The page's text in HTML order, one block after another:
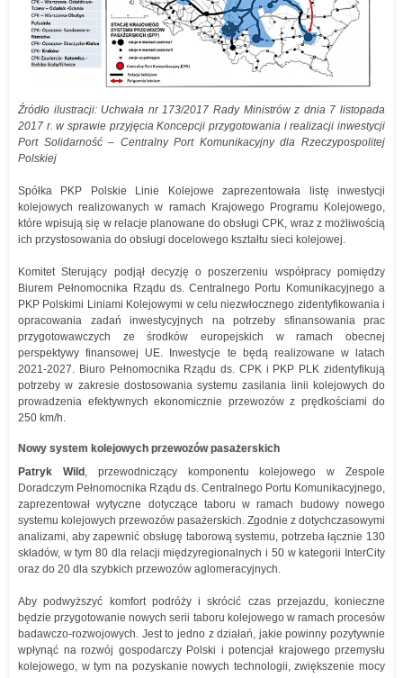
Źródło ilustracji: Uchwała nr 173/2017 Rady Ministrów z dnia 7 listopada
2017 r. w sprawie przyjęcia Koncepcji przygotowania i realizacji inwestycji
Port Solidarność – Centralny Port Komunikacyjny dla Rzeczypospolitej
Polskiej
Spółka PKP Polskie Linie Kolejowe zaprezentowała listę inwestycji
kolejowych realizowanych w ramach Krajowego Programu Kolejowego,
które wpisują się w relacje planowane do obsługi CPK, wraz z możliwością
ich przystosowania do obsługi docelowego kształtu sieci kolejowej.
Komitet Sterujący podjął decyzję o poszerzeniu współpracy pomiędzy
Biurem Pełnomocnika Rządu ds. Centralnego Portu Komunikacyjnego a
PKP Polskimi Liniami Kolejowymi w celu niezwłocznego zidentyfikowania i
opracowania zadań inwestycyjnych na potrzeby sfinansowania prac
przygotowawczych ze środków europejskich w ramach obecnej
perspektywy finansowej UE. Inwestycje te będą realizowane w latach
2021-2027. Biuro Pełnomocnika Rządu ds. CPK i PKP PLK zidentyfikują
potrzeby w zakresie dostosowania systemu zasilania linii kolejowych do
prowadzenia efektywnych ekonomicznie przewozów z prędkościami do
250 km/h.
Nowy system kolejowych przewozów pasażerskich
Patryk Wild , przewodniczący komponentu kolejowego w Zespole
Doradczym Pełnomocnika Rządu ds. Centralnego Portu Komunikacyjnego,
zaprezentował wytyczne dotyczące taboru w ramach budowy nowego
systemu kolejowych przewozów pasażerskich. Zgodnie z dotychczasowymi
analizami, aby zapewnić obsługę taborową systemu, potrzeba łącznie 130
składów, w tym 80 dla relacji międzyregionalnych i 50 w kategorii InterCity
oraz do 20 dla szybkich przewozów aglomeracyjnych.
Aby podwyższyć komfort podróży i skrócić czas przejazdu, konieczne
będzie przygotowanie nowych serii taboru kolejowego w ramach procesów
badawczo-rozwojowych. Jest to jedno z działań, jakie powinny pozytywnie
wpłynąć na rozwój gospodarczy Polski i potencjał krajowego przemysłu
kolejowego, w tym na pozyskanie nowych technologii, zwiększenie mocy